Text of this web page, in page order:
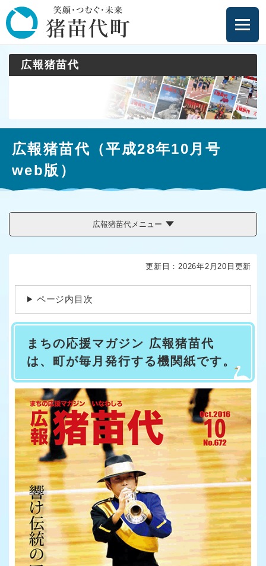
ー
ジ
の
メニューを飛ばして本文へ
広報猪苗代
広報猪苗代（平成28年10月号
web版）
広報猪苗代メニュー
更新日：2026年2月20日更新
ページ内目次
まちの応援マガジン 広報猪苗代
は、町が毎月発行する機関紙です。